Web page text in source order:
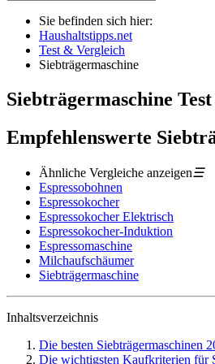
Sie befinden sich hier:
Haushaltstipps.net
Test & Vergleich
Siebträgermaschine
Siebträgermaschine Test
Empfehlenswerte
Ähnliche Vergleiche anzeigen☰
Espressobohnen
Espressokocher
Espressokocher Elektrisch
Espressokocher-Induktion
Espressomaschine
Milchaufschäumer
Siebträgermaschine
Inhaltsverzeichnis
Die besten Siebträgermaschinen
Die wichtigsten Kaufkriterien für